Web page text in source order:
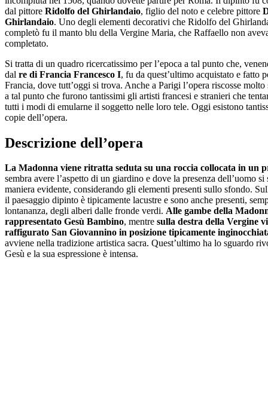
dal pittore Ridolfo del Ghirlandaio, figlio del noto e celebre pittore
Ghirlandaio. Uno degli elementi decorativi che Ridolfo del
completò fu il manto blu della Vergine Maria, che Raffaello non
completato.
Si tratta di un quadro ricercatissimo per l’epoca a tal punto che,
dal re di Francia Francesco I, fu da quest’ultimo acquistato e fatto
Francia, dove tutt’oggi si trova. Anche a Parigi l’opera riscosse molto
a tal punto che furono tantissimi gli artisti francesi e stranieri che
tutti i modi di emularne il soggetto nelle loro tele. Oggi esistono
copie dell’opera.
Descrizione dell’opera
La Madonna viene ritratta seduta su una roccia collocata in un
sembra avere l’aspetto di un giardino e dove la presenza dell’uomo si
maniera evidente, considerando gli elementi presenti sullo sfondo.
il paesaggio dipinto è tipicamente lacustre e sono anche presenti,
lontananza, degli alberi dalle fronde verdi. Alle gambe della
rappresentato Gesù Bambino, mentre sulla destra della Vergine
raffigurato San Giovannino in posizione tipicamente
avviene nella tradizione artistica sacra. Quest’ultimo ha lo sguardo
Gesù e la sua espressione è intensa.